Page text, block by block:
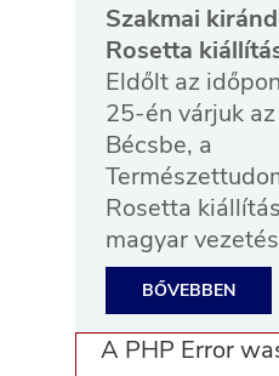
Szakmai
Rosetta
Eldőlt az
25-én várjuk
Bécsbe, a
Rosetta
magyar
BŐVEBBEN
A PHP Error